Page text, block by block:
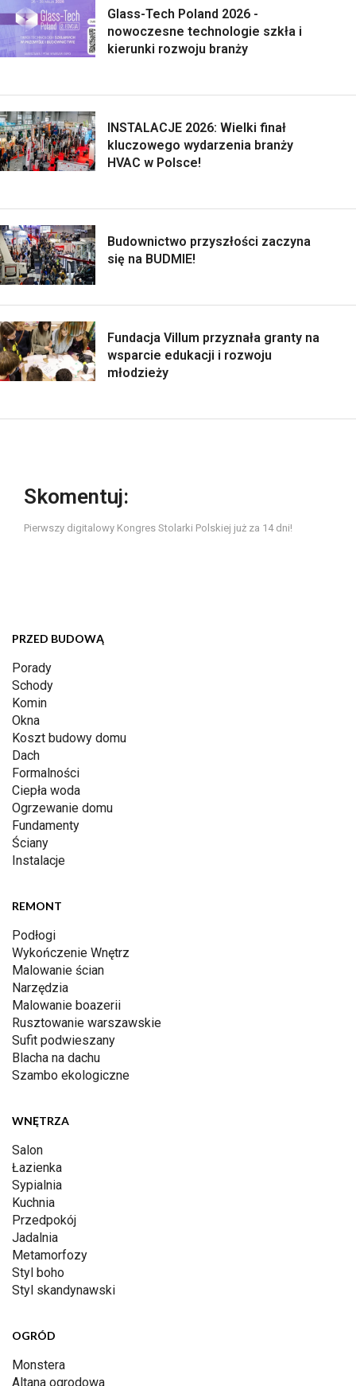
Glass-Tech Poland 2026 -
nowoczesne technologie szkła i
kierunki rozwoju branży
INSTALACJE 2026: Wielki finał
kluczowego wydarzenia branży
HVAC w Polsce!
Budownictwo przyszłości zaczyna
się na BUDMIE!
Fundacja Villum przyznała granty na
wsparcie edukacji i rozwoju
młodzieży
Skomentuj:
Pierwszy digitalowy Kongres Stolarki Polskiej już za 14 dni!
PRZED BUDOWĄ
Porady
Schody
Komin
Okna
Koszt budowy domu
Dach
Formalności
Ciepła woda
Ogrzewanie domu
Fundamenty
Ściany
Instalacje
REMONT
Podłogi
Wykończenie Wnętrz
Malowanie ścian
Narzędzia
Malowanie boazerii
Rusztowanie warszawskie
Sufit podwieszany
Blacha na dachu
Szambo ekologiczne
WNĘTRZA
Salon
Łazienka
Sypialnia
Kuchnia
Przedpokój
Jadalnia
Metamorfozy
Styl boho
Styl skandynawski
OGRÓD
Monstera
Altana ogrodowa